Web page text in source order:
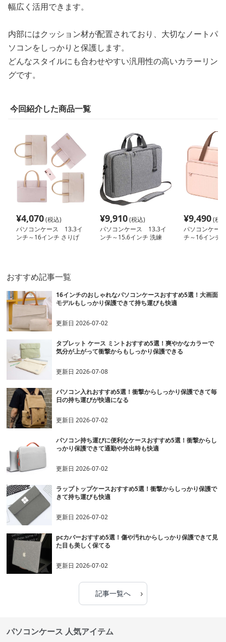
幅広く活用できます。
内部にはクッション材が配置されており、大切なノートパ
ソコンをしっかりと保護します。
どんなスタイルにも合わせやすい汎用性の高いカラーリン
グです。
今回紹介した商品一覧
¥4,070(税込)
パソコンケース 13.3イ
ンチ～16インチ さりげ
¥9,910(税込)
パソコンケース 13.3イ
ンチ～15.6インチ 洗練
¥9,490(税
パソコンケー
チ～16インチ
おすすめ記事一覧
16インチのおしゃれなパソコンケースおすすめ5選！大画面
モデルもしっかり保護できて持ち運びも快適
更新日2026-07-02
タブレット ケース ミントおすすめ5選！爽やかなカラーで
気分が上がって衝撃からもしっかり保護できる
更新日2026-07-08
パソコン入れおすすめ5選！衝撃からしっかり保護できて毎
日の持ち運びが快適になる
更新日2026-07-02
パソコン持ち運びに便利なケースおすすめ5選！衝撃からし
っかり保護できて通勤や外出時も快適
更新日2026-07-02
ラップトップケースおすすめ5選！衝撃からしっかり保護で
きて持ち運びも快適
更新日2026-07-02
pcカバーおすすめ5選！傷や汚れからしっかり保護できて見
た目も美しく保てる
更新日2026-07-02
記事一覧へ ›
パソコンケース 人気アイテム